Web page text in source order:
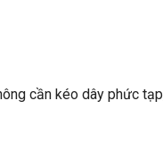
cần kéo dây phức